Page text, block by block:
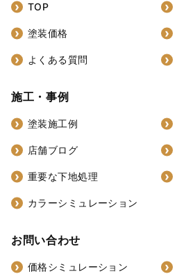
TOP
塗装価格
よくある質問
施工・事例
塗装施工例
店舗ブログ
重要な下地処理
カラーシミュレーション
お問い合わせ
価格シミュレーション